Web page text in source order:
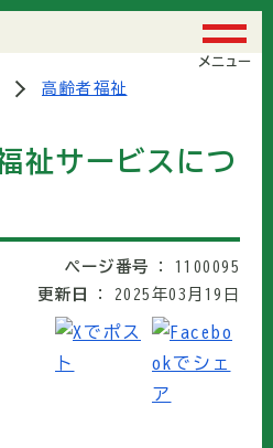
メニュー
高齢者福祉
祉サービスにつ
ページ番号
1100095
更新日
2025年03月19日